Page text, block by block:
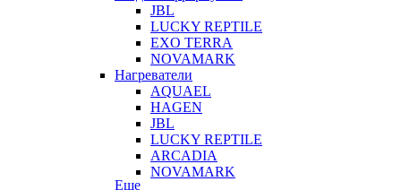
JBL
LUCKY REPTILE
EXO TERRA
NOVAMARK
Нагреватели
AQUAEL
HAGEN
JBL
LUCKY REPTILE
ARCADIA
NOVAMARK
Еще